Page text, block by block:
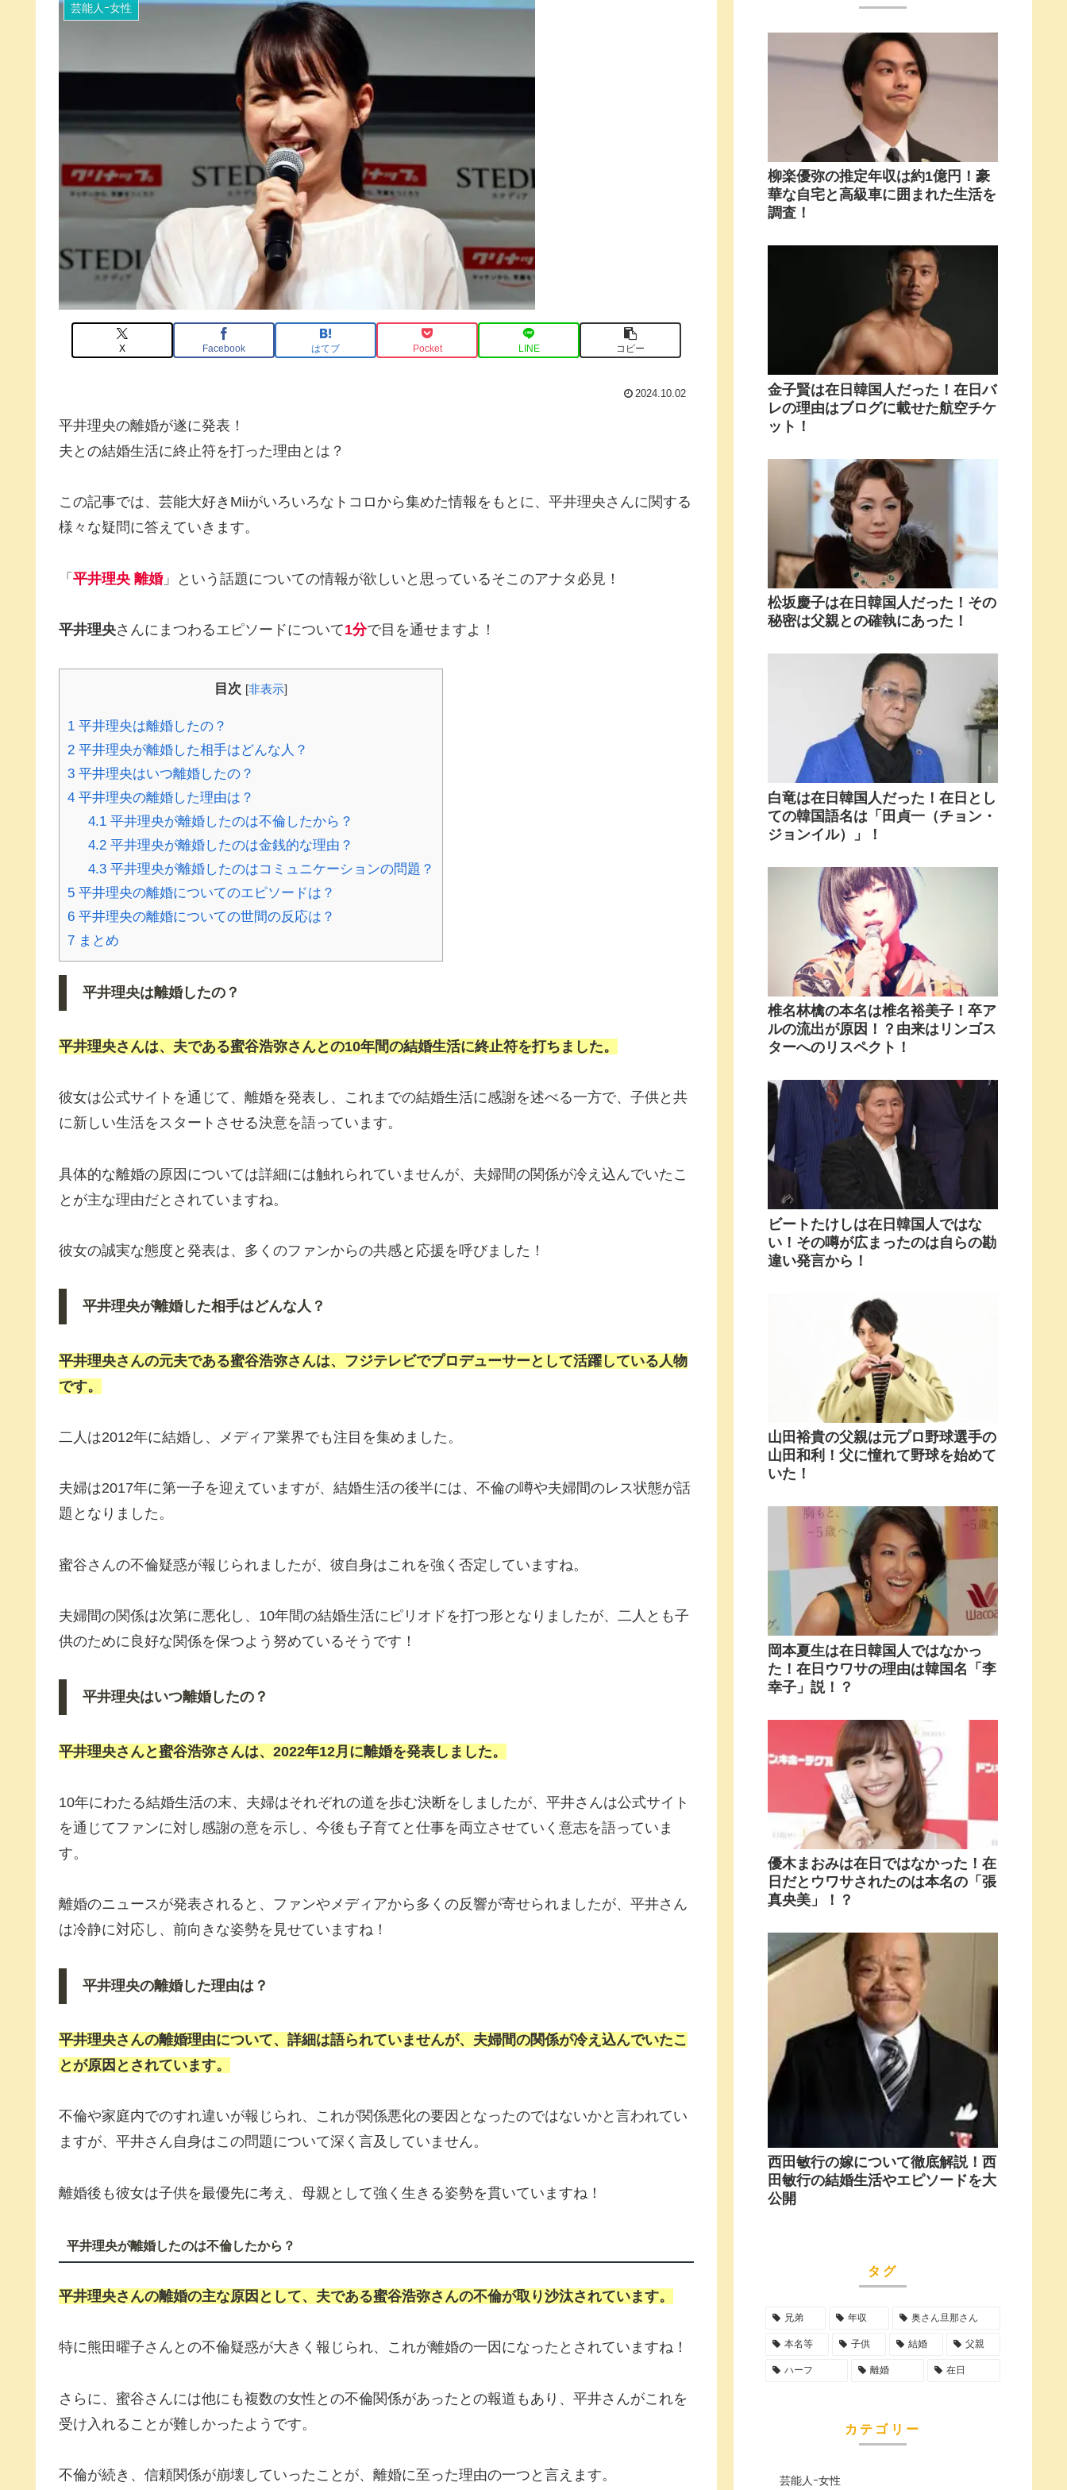
芸能人ｰ女性
X Facebook はてブ Pocket LINE コピー
2024.10.02
平井理央の離婚が遂に発表！
夫との結婚生活に終止符を打った理由とは？
この記事では、芸能大好きMiiがいろいろなトコロから集めた情報をもとに、平井理央さんに関する
様々な疑問に答えていきます。
「 平井理央 離婚」という話題についての情報が欲しいと思っているそこのアナタ必見！
平井理央さんにまつわるエピソードについて1分で目を通せますよ！
目次 [非表示]
1 平井理央は離婚したの？
2 平井理央が離婚した相手はどんな人？
3 平井理央はいつ離婚したの？
4 平井理央の離婚した理由は？
4.1平井理央が離婚したのは不倫したから？
4.2平井理央が離婚したのは金銭的な理由？
4.3平井理央が離婚したのはコミュニケーションの問題？
5 平井理央の離婚についてのエピソードは？
6 平井理央の離婚についての世間の反応は？
7 まとめ
平井理央は離婚したの？
平井理央さんは、夫である蜜谷浩弥さんとの10年間の結婚生活に終止符を打ちました。
彼女は公式サイトを通じて、離婚を発表し、これまでの結婚生活に感謝を述べる一方で、子供と共
に新しい生活をスタートさせる決意を語っています。
具体的な離婚の原因については詳細には触れられていませんが、夫婦間の関係が冷え込んでいたこ
とが主な理由だとされていますね。
彼女の誠実な態度と発表は、多くのファンからの共感と応援を呼びました！
平井理央が離婚した相手はどんな人？
平井理央さんの元夫である蜜谷浩弥さんは、フジテレビでプロデューサーとして活躍している人物
です。
二人は2012年に結婚し、メディア業界でも注目を集めました。
夫婦は2017年に第一子を迎えていますが、結婚生活の後半には、不倫の噂や夫婦間のレス状態が話
題となりました。
蜜谷さんの不倫疑惑が報じられましたが、彼自身はこれを強く否定していますね。
夫婦間の関係は次第に悪化し、10年間の結婚生活にピリオドを打つ形となりましたが、二人とも子
供のために良好な関係を保つよう努めているそうです！
平井理央はいつ離婚したの？
平井理央さんと蜜谷浩弥さんは、2022年12月に離婚を発表しました。
10年にわたる結婚生活の末、夫婦はそれぞれの道を歩む決断をしましたが、平井さんは公式サイト
を通じてファンに対し感謝の意を示し、今後も子育てと仕事を両立させていく意志を語っていま
す。
離婚のニュースが発表されると、ファンやメディアから多くの反響が寄せられましたが、平井さん
は冷静に対応し、前向きな姿勢を見せていますね！
平井理央の離婚した理由は？
平井理央さんの離婚理由について、詳細は語られていませんが、夫婦間の関係が冷え込んでいたこ
とが原因とされています。
不倫や家庭内でのすれ違いが報じられ、これが関係悪化の要因となったのではないかと言われてい
ますが、平井さん自身はこの問題について深く言及していません。
離婚後も彼女は子供を最優先に考え、母親として強く生きる姿勢を貫いていますね！
平井理央が離婚したのは不倫したから？
平井理央さんの離婚の主な原因として、夫である蜜谷浩弥さんの不倫が取り沙汰されています。
特に熊田曜子さんとの不倫疑惑が大きく報じられ、これが離婚の一因になったとされていますね！
さらに、蜜谷さんには他にも複数の女性との不倫関係があったとの報道もあり、平井さんがこれを
受け入れることが難しかったようです。
不倫が続き、信頼関係が崩壊していったことが、離婚に至った理由の一つと言えます。
柳楽優弥の推定年収は約1億円！豪
華な自宅と高級車に囲まれた生活を
調査！
金子賢は在日韓国人だった！在日バ
レの理由はブログに載せた航空チケ
ット！
松坂慶子は在日韓国人だった！その
秘密は父親との確執にあった！
白竜は在日韓国人だった！在日とし
ての韓国語名は「田貞一（チョン・
ジョンイル）」！
椎名林檎の本名は椎名裕美子！卒ア
ルの流出が原因！？由来はリンゴス
ターへのリスペクト！
ビートたけしは在日韓国人ではな
い！その噂が広まったのは自らの勘
違い発言から！
山田裕貴の父親は元プロ野球選手の
山田和利！父に憧れて野球を始めて
いた！
岡本夏生は在日韓国人ではなかっ
た！在日ウワサの理由は韓国名「李
幸子」説！？
優木まおみは在日ではなかった！在
日だとウワサされたのは本名の「張
真央美」！？
西田敏行の嫁について徹底解説！西
田敏行の結婚生活やエピソードを大
公開
タグ
兄弟 年収 奥さん旦那さん
本名等 子供 結婚 父親
ハーフ 離婚 在日
カテゴリー
芸能人ｰ女性